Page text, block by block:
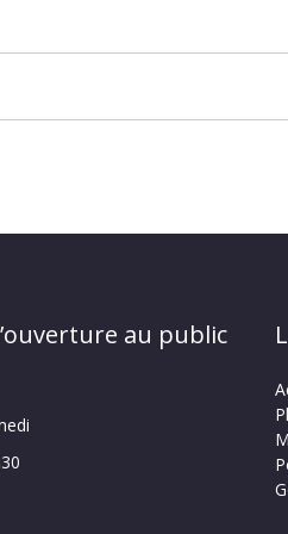
au public